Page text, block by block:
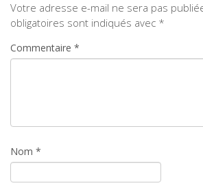
Votre adresse e-mail ne sera pas
obligatoires sont indiqués avec *
Commentaire *
Nom *